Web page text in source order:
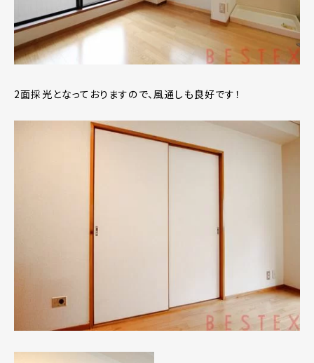
2面採光となっておりますので、風通しも良好です！